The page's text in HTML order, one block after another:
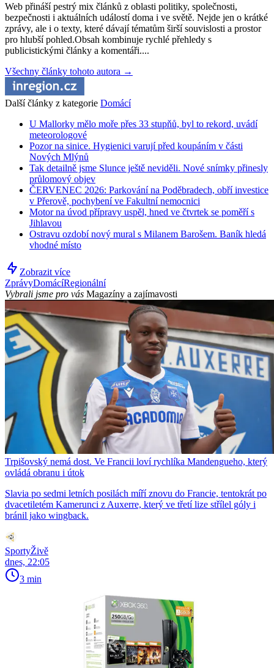
Web přináší pestrý mix článků z oblasti politiky, společnosti,
bezpečnosti i aktuálních událostí doma i ve světě. Nejde jen o krátké
zprávy, ale i o texty, které dávají tématům širší souvislosti a prostor
pro hlubší pohled.Obsah kombinuje rychlé přehledy s
publicistickými články a komentáři....
Všechny články tohoto autora →
Další články z kategorie Domácí
U Mallorky mělo moře přes 33 stupňů, byl to rekord, uvádí
meteorologové
Pozor na sinice. Hygienici varují před koupáním v části
Nových Mlýnů
Tak detailně jsme Slunce ještě neviděli. Nové snímky přinesly
průlomový objev
ČERVENEC 2026: Parkování na Poděbradech, obří investice
v Přerově, pochybení ve Fakultní nemocnici
Motor na úvod přípravy uspěl, hned ve čtvrtek se poměří s
Jihlavou
Ostravu ozdobí nový mural s Milanem Barošem. Baník hledá
vhodné místo
Zobrazit více
ZprávyDomácíRegionální
Vybrali jsme pro vás Magazíny a zajímavosti
Trpišovský nemá dost. Ve Francii loví rychlíka Mandengueho, který
ovládá obranu i útok
Slavia po sedmi letních posilách míří znovu do Francie, tentokrát po
dvacetiletém Kamerunci z Auxerre, který ve třetí lize střílel góly i
bránil jako wingback.
SportyŽivě
dnes, 22:05
3 min